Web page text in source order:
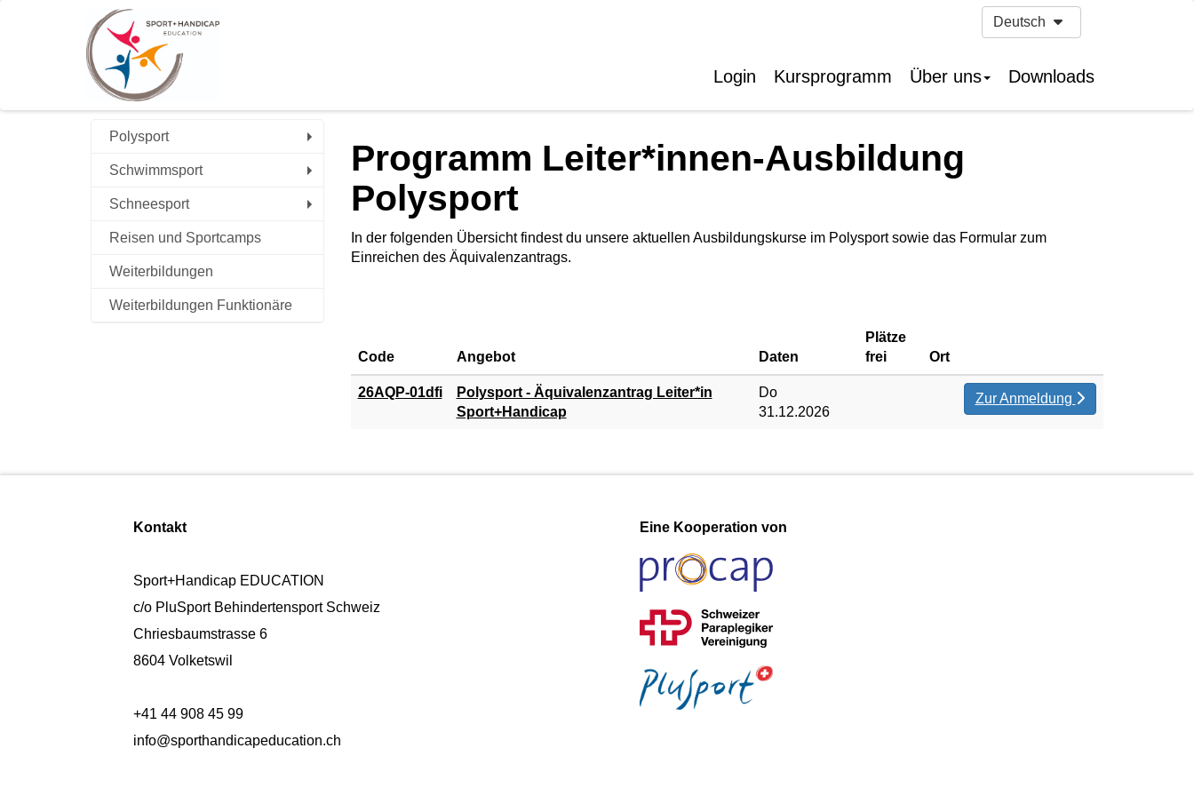
Deutsch
Login Kursprogramm Über uns Downloads
Polysport
Schwimmsport
Schneesport
Reisen und Sportcamps
Weiterbildungen
Weiterbildungen Funktionäre
Programm Leiter*innen-Ausbildung
Polysport
In der folgenden Übersicht findest du unsere aktuellen Ausbildungskurse im Polysport sowie das Formular zum
Einreichen des Äquivalenzantrags.
Code Angebot Daten
Plätze
frei
Ort
26AQP-01dfi
Polysport - Äquivalenzantrag Leiter*in
Sport+Handicap
Do
31.12.2026
Zur Anmeldung
Kontakt
Sport+Handicap EDUCATION
c/o PluSport Behindertensport Schweiz
Chriesbaumstrasse 6
8604 Volketswil
+41 44 908 45 99
info@sporthandicapeducation.ch
Eine Kooperation von